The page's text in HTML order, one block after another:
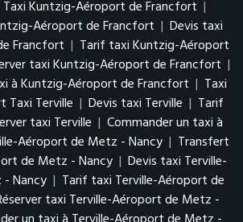
Taxi Kuntzig-Aéroport de Francfort |
Aéroport de Francfort | Devis taxi
Francfort | Tarif taxi Kuntzig-Aéroport
taxi Kuntzig-Aéroport de Francfort |
à Kuntzig-Aéroport de Francfort | Taxi
Taxi Terville | Devis taxi Terville | Tarif
taxi Terville | Commander un taxi à
Aéroport de Metz - Nancy | Transfert
de Metz - Nancy | Devis taxi Terville-
Nancy | Tarif taxi Terville-Aéroport de
taxi Terville-Aéroport de Metz -